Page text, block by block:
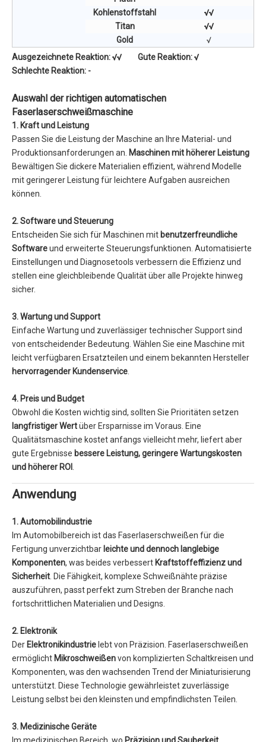
Kohlenstoffstahl
√√
Titan
√√
Gold
√
Ausgezeichnete Reaktion: √√ Gute Reaktion: √
Schlechte Reaktion: -
Auswahl der richtigen automatischen
Faserlaserschweißmaschine
1. Kraft und Leistung
Passen Sie die Leistung der Maschine an Ihre Material- und
Produktionsanforderungen an. Maschinen mit höherer Leistung
Bewältigen Sie dickere Materialien effizient, während Modelle
mit geringerer Leistung für leichtere Aufgaben ausreichen
können.
2. Software und Steuerung
Entscheiden Sie sich für Maschinen mit benutzerfreundliche
Softwareund erweiterte Steuerungsfunktionen. Automatisierte
Einstellungen und Diagnosetools verbessern die Effizienz und
stellen eine gleichbleibende Qualität über alle Projekte hinweg
sicher.
3. Wartung und Support
Einfache Wartung und zuverlässiger technischer Support sind
von entscheidender Bedeutung. Wählen Sie eine Maschine mit
leicht verfügbaren Ersatzteilen und einem bekannten Hersteller
hervorragender Kundenservice
4. Preis und Budget
Obwohl die Kosten wichtig sind, sollten Sie Prioritäten setzen
langfristiger Wertüber Ersparnisse im Voraus. Eine
Qualitätsmaschine kostet anfangs vielleicht mehr, liefert aber
gute Ergebnisse bessere Leistung, geringere Wartungskosten
und höherer ROI
Anwendung
1. Automobilindustrie
Im Automobilbereich ist das Faserlaserschweißen für die
Fertigung unverzichtbar leichte und dennoch langlebige
Komponenten, was beides verbessert Kraftstoffeffizienz und
Sicherheit . Die Fähigkeit, komplexe Schweißnähte präzise
auszuführen, passt perfekt zum Streben der Branche nach
fortschrittlichen Materialien und Designs.
2. Elektronik
Der Elektronikindustrie lebt von Präzision. Faserlaserschweißen
ermöglicht Mikroschweißenvon komplizierten Schaltkreisen und
Komponenten, was den wachsenden Trend der Miniaturisierung
unterstützt. Diese Technologie gewährleistet zuverlässige
Leistung selbst bei den kleinsten und empfindlichsten Teilen.
3. Medizinische Geräte